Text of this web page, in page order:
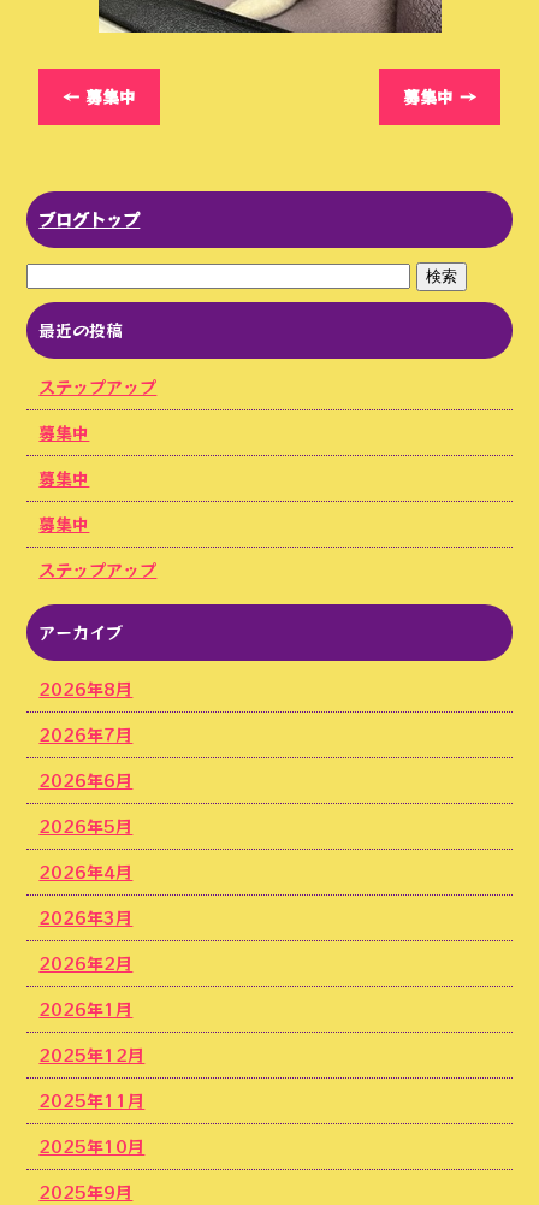
← 募集中 募集中 →
ブログトップ
最近の投稿
ステップアップ
募集中
募集中
募集中
ステップアップ
アーカイブ
2026年8月
2026年7月
2026年6月
2026年5月
2026年4月
2026年3月
2026年2月
2026年1月
2025年12月
2025年11月
2025年10月
2025年9月